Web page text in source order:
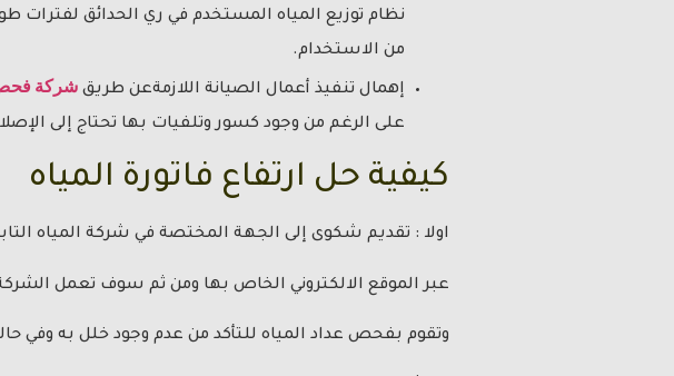
نظام توزيع المياه المستخدم في ري الحدائق لفترات
من الاستخدام.
إهمال تنفيذ أعمال الصيانة اللازمةعن طريق شركة فحص
على الرغم من وجود كسور وتلفيات بها تحتاج إلى
كيفية حل ارتفاع فاتورة المياه
اولا : تقديم شكوى إلى الجهة المختصة في شركة المياه
عبر الموقع الالكتروني الخاص بها ومن ثم سوف تعمل
وتقوم بفحص عداد المياه للتأكد من عدم وجود خلل به وفي